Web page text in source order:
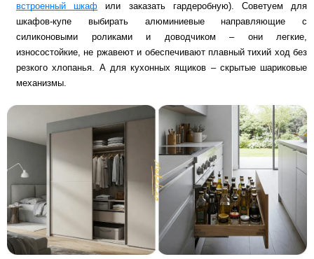
встроенный шкаф или заказать гардеробную). Советуем для
шкафов-купе выбирать алюминиевые направляющие с
силиконовыми роликами и доводчиком – они легкие,
износостойкие, не ржавеют и обеспечивают плавный тихий ход без
резкого хлопанья. А для кухонных ящиков – скрытые шариковые
механизмы.